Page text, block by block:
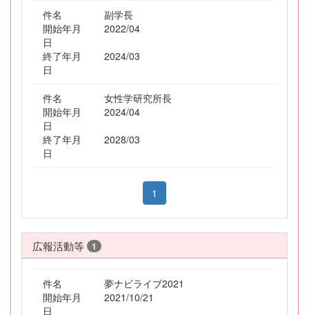
件名
副学長
開始年月
日
2022/04
終了年月
日
2024/03
件名
女性学研究所長
開始年月
日
2024/04
終了年月
日
2028/03
1
広報活動等 1
件名
夢ナビライブ2021
開始年月
日
2021/10/21